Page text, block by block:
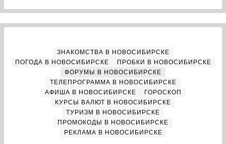
ЗНАКОМСТВА В НОВОСИБИРСКЕ
ПОГОДА В НОВОСИБИРСКЕ
ПРОБКИ В НОВОСИБИРСКЕ
ФОРУМЫ В НОВОСИБИРСКЕ
ТЕЛЕПРОГРАММА В НОВОСИБИРСКЕ
АФИША В НОВОСИБИРСКЕ
ГОРОСКОП
КУРСЫ ВАЛЮТ В НОВОСИБИРСКЕ
ТУРИЗМ В НОВОСИБИРСКЕ
ПРОМОКОДЫ В НОВОСИБИРСКЕ
РЕКЛАМА В НОВОСИБИРСКЕ